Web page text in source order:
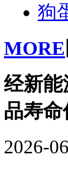
狗
MORE
经新能
品寿
2026-